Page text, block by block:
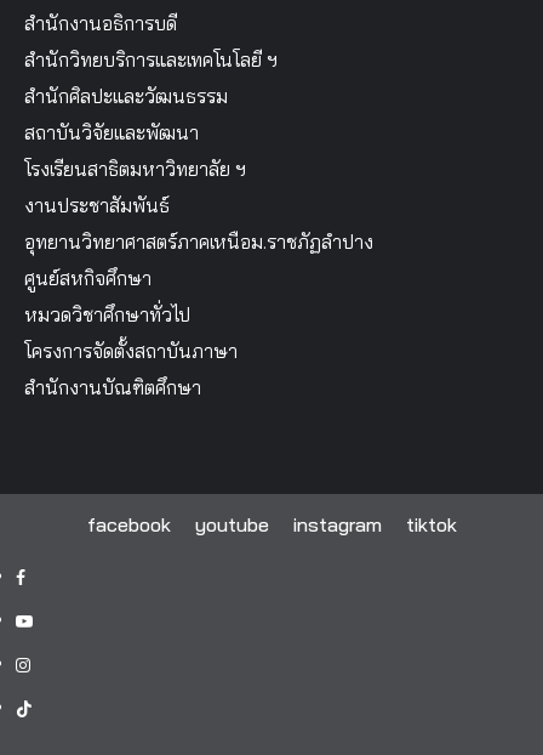
สำนักงานอธิการบดี
สำนักวิทยบริการและเทคโนโลยี ฯ
สำนักศิลปะและวัฒนธรรม
สถาบันวิจัยและพัฒนา
โรงเรียนสาธิตมหาวิทยาลัย ฯ
งานประชาสัมพันธ์
อุทยานวิทยาศาสตร์ภาคเหนือม.ราชภัฏลำปาง
ศูนย์สหกิจศึกษา
หมวดวิชาศึกษาทั่วไป
โครงการจัดตั้งสถาบันภาษา
สำนักงานบัณฑิตศึกษา
facebook youtube instagram tiktok
facebook
youtube
instagram
tiktok